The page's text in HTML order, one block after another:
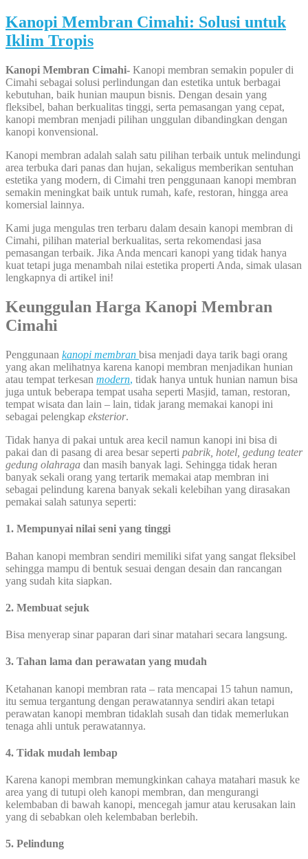
Kanopi Membran Cimahi: Solusi untuk
Iklim Tropis
Kanopi Membran Cimahi- Kanopi membran semakin populer di
Cimahi sebagai solusi perlindungan dan estetika untuk berbagai
kebutuhan, baik hunian maupun bisnis. Dengan desain yang
fleksibel, bahan berkualitas tinggi, serta pemasangan yang cepat,
kanopi membran menjadi pilihan unggulan dibandingkan dengan
kanopi konvensional.
Kanopi membran adalah salah satu pilihan terbaik untuk melindungi
area terbuka dari panas dan hujan, sekaligus memberikan sentuhan
estetika yang modern, di Cimahi tren penggunaan kanopi membran
semakin meningkat baik untuk rumah, kafe, restoran, hingga area
komersial lainnya.
Kami juga mengulas tren terbaru dalam desain kanopi membran di
Cimahi, pilihan material berkualitas, serta rekomendasi jasa
pemasangan terbaik. Jika Anda mencari kanopi yang tidak hanya
kuat tetapi juga menambah nilai estetika properti Anda, simak ulasan
lengkapnya di artikel ini!
Keunggulan Harga Kanopi Membran
Cimahi
Penggunaan kanopi membran bisa menjadi daya tarik bagi orang
yang akan melihatnya karena kanopi membran menjadikan hunian
atau tempat terkesan modern, tidak hanya untuk hunian namun bisa
juga untuk beberapa tempat usaha seperti Masjid, taman, restoran,
tempat wisata dan lain – lain, tidak jarang memakai kanopi ini
sebagai pelengkap eksterior.
Tidak hanya di pakai untuk area kecil namun kanopi ini bisa di
pakai dan di pasang di area besar seperti pabrik, hotel, gedung teater
gedung olahraga dan masih banyak lagi. Sehingga tidak heran
banyak sekali orang yang tertarik memakai atap membran ini
sebagai pelindung karena banyak sekali kelebihan yang dirasakan
pemakai salah satunya seperti:
1. Mempunyai nilai seni yang tinggi
Bahan kanopi membran sendiri memiliki sifat yang sangat fleksibel
sehingga mampu di bentuk sesuai dengan desain dan rancangan
yang sudah kita siapkan.
2. Membuat sejuk
Bisa menyerap sinar paparan dari sinar matahari secara langsung.
3. Tahan lama dan perawatan yang mudah
Ketahanan kanopi membran rata – rata mencapai 15 tahun namun,
itu semua tergantung dengan perawatannya sendiri akan tetapi
perawatan kanopi membran tidaklah susah dan tidak memerlukan
tenaga ahli untuk perawatannya.
4. Tidak mudah lembap
Karena kanopi membran memungkinkan cahaya matahari masuk ke
area yang di tutupi oleh kanopi membran, dan mengurangi
kelembaban di bawah kanopi, mencegah jamur atau kerusakan lain
yang di sebabkan oleh kelembaban berlebih.
5. Pelindung